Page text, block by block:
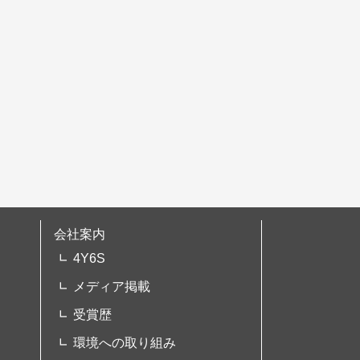
会社案内
4Y6S
メディア掲載
受賞歴
環境への取り組み